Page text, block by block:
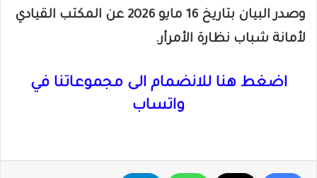
وصدر البيان بتاريخ 16 مايو 2026 عن المكتب القيادي
لأمانة شباب نظارة الأمرأر.
اضغط هنا للانضمام الى مجموعاتنا في
واتساب